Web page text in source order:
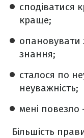
сподіватися
краще;
опановувати
знання;
сталося по
неуважність;
мені
Більшість